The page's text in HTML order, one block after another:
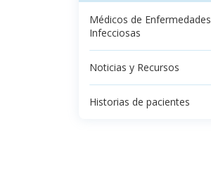
Médicos de Enfermedades
Infecciosas
Noticias y Recursos
Historias de pacientes